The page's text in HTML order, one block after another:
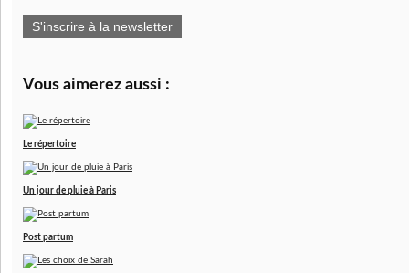
S'inscrire à la newsletter
Vous aimerez aussi :
Le répertoire
Un jour de pluie à Paris
Post partum